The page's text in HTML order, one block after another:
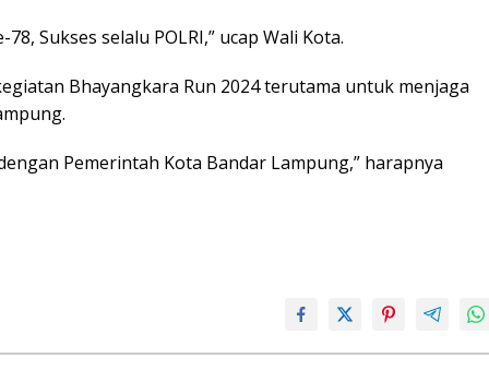
Sukses selalu POLRI,” ucap Wali Kota.
Bhayangkara Run 2024 terutama untuk menjaga
Pemerintah Kota Bandar Lampung,” harapnya